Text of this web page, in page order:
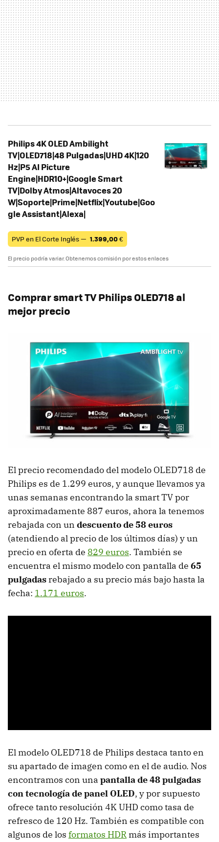
Philips 4K OLED Ambilight
TV|OLED718|48 Pulgadas|UHD 4K|120
Hz|P5 AI Picture
Engine|HDR10+|Google Smart
TV|Dolby Atmos|Altavoces 20
W|Soporte|Prime|Netflix|Youtube|Goo
gle Assistant|Alexa|
PVP en El Corte Inglés — 1.399,00€
El precio podría variar. Obtenemos comisión por estos enlaces
Comprar smart TVPhilips OLED718 al
mejor precio
El precio recomendado del modelo OLED718 de
Philips es de 1.299 euros, y aunque llevamos ya
unas semanas encontrando la smart TV por
aproximadamente 887 euros, ahora la tenemos
rebajada con un descuento de 58 euros
(atendiendo al precio de los últimos días) y un
precio en oferta de 829 euros. También se
encuentra el mismo modelo con pantalla de 65
pulgadas rebajado a su precio más bajo hasta la
fecha: 1.171 euros.
El modelo OLED718 de Philips destaca tanto en
su apartado de imagen como en el de audio. Nos
encontramos con una pantalla de 48 pulgadas
con tecnología de panel OLED, y por supuesto
ofrece tanto resolución 4K UHD como tasa de
refresco de 120 Hz. También es compatible con
algunos de los formatos HDR más importantes